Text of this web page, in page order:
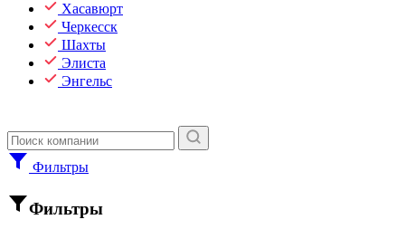
Хасавюрт
Черкесск
Шахты
Элиста
Энгельс
Фильтры
Фильтры